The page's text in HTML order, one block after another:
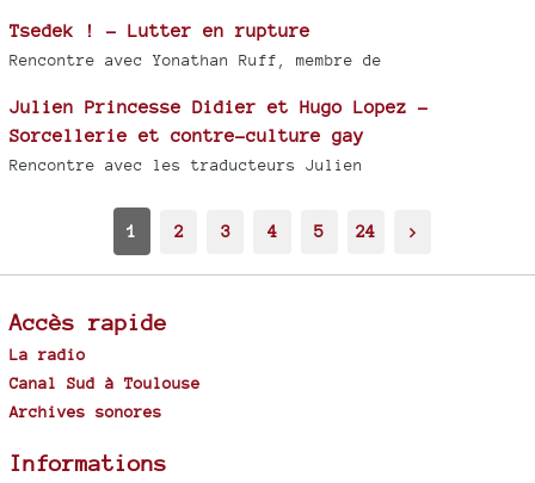
Tsedek ! - Lutter en rupture
Rencontre avec Yonathan Ruff, membre de
Julien Princesse Didier et Hugo Lopez -
Sorcellerie et contre-culture gay
Rencontre avec les traducteurs Julien
1 2 3 4 5 24 >
Accès rapide
La radio
Canal Sud à Toulouse
Archives sonores
Informations